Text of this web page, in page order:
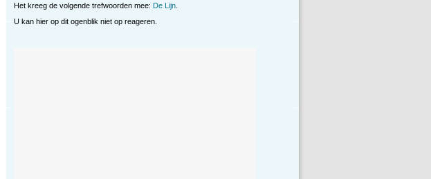
Het kreeg de volgende trefwoorden mee: De Lijn
U kan hier op dit ogenblik niet op reageren.